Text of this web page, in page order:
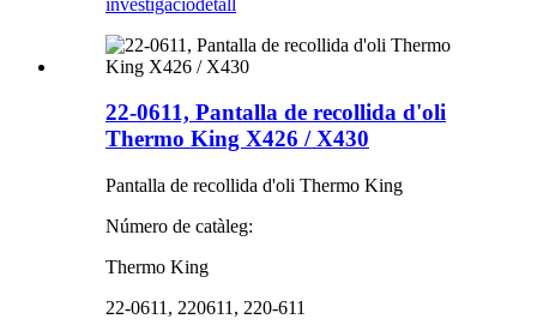
22-0611, Pantalla de recollida d'oli
Thermo King X426 / X430
Pantalla de recollida d'oli Thermo King
Número de catàleg:
Thermo King
22-0611, 220611, 220-611